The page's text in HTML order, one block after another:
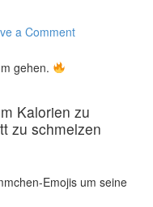
a Comment
gehen.
Kalorien zu
zu schmelzen
Emojis um seine